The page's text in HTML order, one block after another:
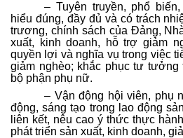
– Tuyên truyền, phổ
hiểu đúng, đầy đủ và có trách
trương, chính sách của Đảng,
xuất, kinh doanh, hỗ trợ giảm
quyền lợi và nghĩa vụ trong việc
giảm nghèo; khắc phục tư
bộ phận phụ nữ.
– Vận động hội viên, phụ
động, sáng tạo trong lao động
liên kết, nêu cao ý thức thực
phát triển sản xuất, kinh doanh,